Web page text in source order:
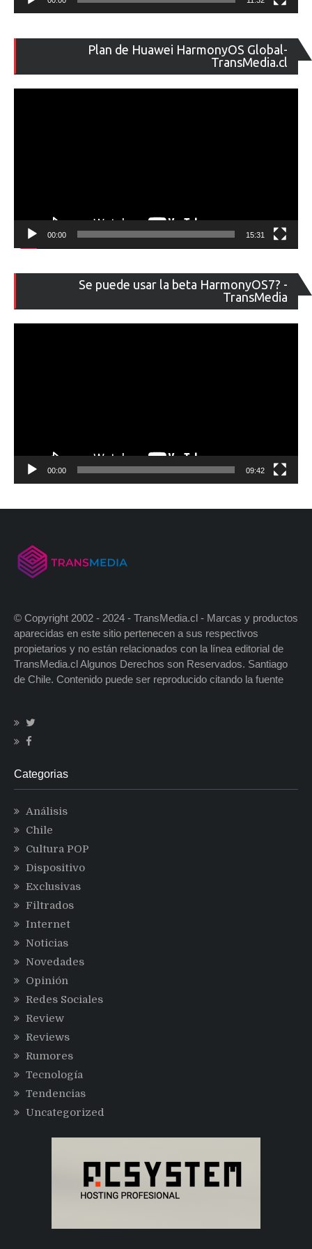
Plan de Huawei HarmonyOS Global-
TransMedia.cl
de
00:00 15:31
Se puede usar la beta HarmonyOS7? -
TransMedia
de
00:00 09:42
© Copyright 2002 - 2024 - TransMedia.cl - Marcas y productos
aparecidas en este sitio pertenecen a sus respectivos
propietarios y no están relacionados con la línea editorial de
TransMedia.cl Algunos Derechos son Reservados. Santiago
de Chile. Contenido puede ser reproducido citando la fuente
Categorias
Análisis
Chile
Cultura POP
Dispositivo
Exclusivas
Filtrados
Internet
Noticias
Novedades
Opinión
Redes Sociales
Review
Reviews
Rumores
Tecnología
Tendencias
Uncategorized